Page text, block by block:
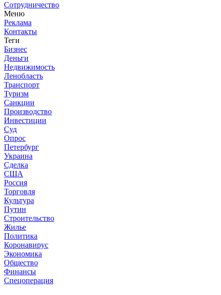
Сотрудничество
Меню
Реклама
Контакты
Теги
Бизнес
Деньги
Недвижимость
Ленобласть
Транспорт
Туризм
Санкции
Производство
Инвестиции
Суд
Опрос
Петербург
Украина
Сделка
США
Россия
Торговля
Культура
Путин
Строительство
Жилье
Политика
Коронавирус
Экономика
Общество
Финансы
Спецоперация